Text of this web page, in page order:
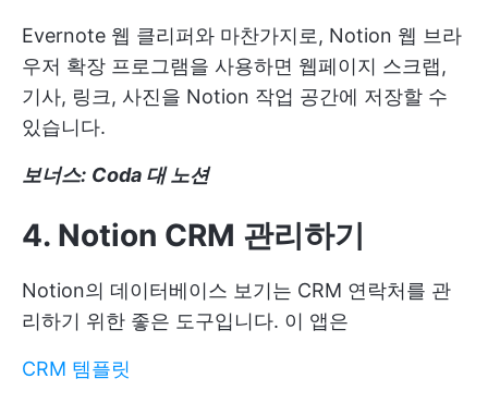
Evernote 웹 클리퍼와 마찬가지로, Notion 웹 브라
우저 확장 프로그램을 사용하면 웹페이지 스크랩,
기사, 링크, 사진을 Notion 작업 공간에 저장할 수
있습니다.
보너스: Coda 대 노션
4. Notion CRM 관리하기
Notion의 데이터베이스 보기는 CRM 연락처를 관
리하기 위한 좋은 도구입니다. 이 앱은
CRM 템플릿